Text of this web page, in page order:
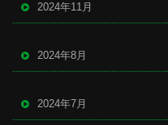
2024年11月
2024年8月
2024年7月